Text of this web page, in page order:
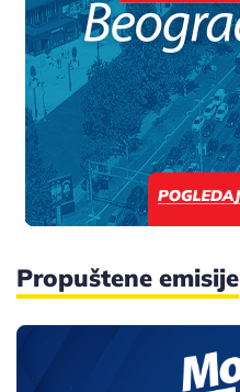
Propuštene emisije